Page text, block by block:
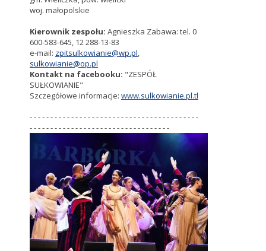
woj. małopolskie
Kierownik zespołu: Agnieszka Zabawa: tel. 0
600-583-645, 12 288-13-83
e-mail: zpitsulkowianie@wp.pl,
sulkowianie@op.pl
Kontakt na facebooku: "ZESPÓŁ
SUŁKOWIANIE"
Szczegółowe informacje: www.sulkowianie.pl.tl
- - - - - - - - - - - - - - - - - - - - - - - - - - - - - - - - - - - - - - - - -
- - - - - - - - - - - - - - - - - - - - - - - - - - - - - - - - - -